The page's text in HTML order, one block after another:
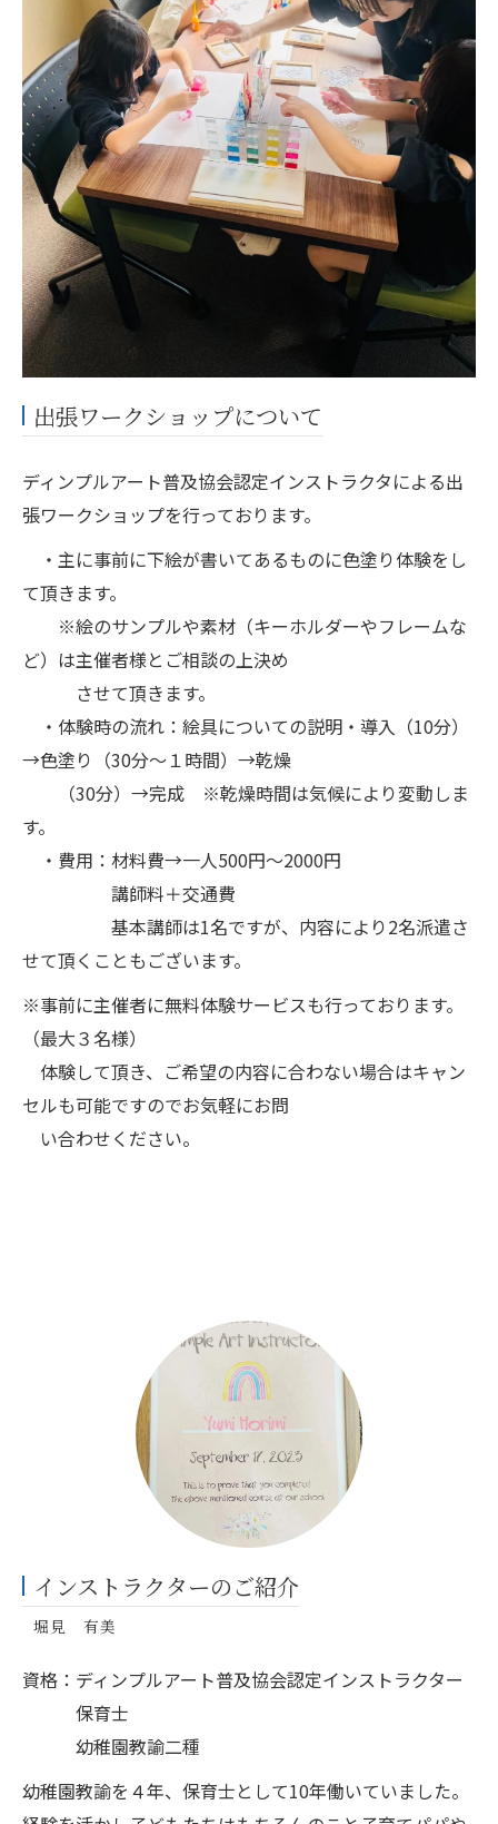
出張ワークショップについて
ディンプルアート普及協会認定インストラクタによる出
張ワークショップを行っております。
・主に事前に下絵が書いてあるものに色塗り体験をし
て頂きます。
※絵のサンプルや素材（キーホルダーやフレームな
ど）は主催者様とご相談の上決め
させて頂きます。
・体験時の流れ：絵具についての説明・導入（10分）
→色塗り（30分～１時間）→乾燥
（30分）→完成 ※乾燥時間は気候により変動しま
す。
・費用：材料費→一人500円～2000円
講師料＋交通費
基本講師は1名ですが、内容により2名派遣さ
せて頂くこともございます。
※事前に主催者に無料体験サービスも行っております。
（最大３名様）
体験して頂き、ご希望の内容に合わない場合はキャン
セルも可能ですのでお気軽にお問
い合わせください。
インストラクターのご紹介
堀見 有美
資格：ディンプルアート普及協会認定インストラクター
保育士
幼稚園教諭二種
幼稚園教諭を４年、保育士として10年働いていました。